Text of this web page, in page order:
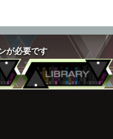
が必要です